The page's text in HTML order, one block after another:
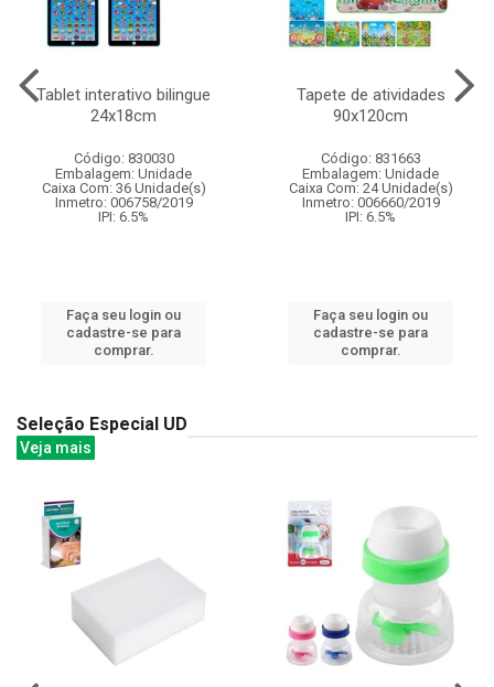
Tablet interativo bilingue
24x18cm
Código: 830030
Embalagem: Unidade
Caixa Com: 36 Unidade(s)
Inmetro: 006758/2019
IPI: 6.5%
Faça seu login ou
cadastre-se para
comprar.
Tapete de atividades
90x120cm
Código: 831663
Embalagem: Unidade
Caixa Com: 24 Unidade(s)
Inmetro: 006660/2019
IPI: 6.5%
Faça seu login ou
cadastre-se para
comprar.
Seleção Especial UD
Veja mais